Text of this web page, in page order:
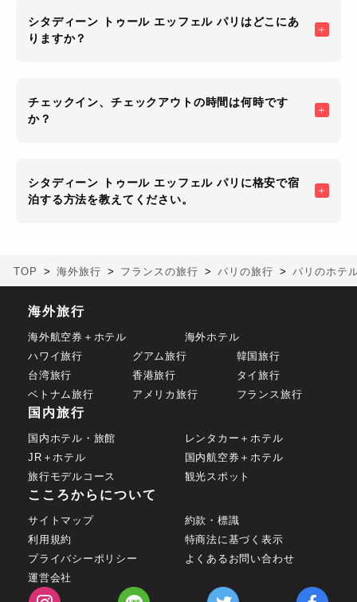
シタディーン トゥール エッフェル パリはどこにあ
りますか？
チェックイン、チェックアウトの時間は何時です
か？
シタディーン トゥール エッフェル パリに格安で宿
泊する方法を教えてください。
TOP 海外旅行 フランスの旅行 パリの旅行 パリのホテ
海外旅行
海外航空券＋ホテル
海外ホテル
ハワイ旅行
グアム旅行
韓国旅行
台湾旅行
香港旅行
タイ旅行
ベトナム旅行
アメリカ旅行 フランス旅行
国内旅行
国内ホテル・旅館
レンタカー＋ホテル
JR＋ホテル
国内航空券＋ホテル
旅行モデルコース
観光スポット
こころからについて
サイトマップ
約款・標識
利用規約
特商法に基づく表示
プライバシーポリシー
よくあるお問い合わせ
運営会社